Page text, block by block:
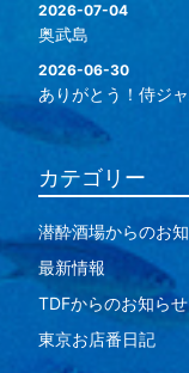
2026-07-04
奥武島
2026-06-30
ありがとう！侍ジャ
カテゴリー
潜酔酒場からのお
最新情報
TDFからのお知らせ
東京お店番日記